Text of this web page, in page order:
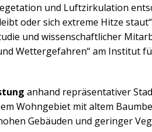
und Luftzirkulation
oder sich extreme Hitze
und wissenschaftlicher
Wettergefahren“ am Institut
anhand repräsentativer
Wohngebiet mit altem
Gebäuden und geringer